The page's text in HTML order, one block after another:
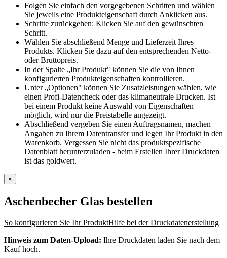
Folgen Sie einfach den vorgegebenen Schritten und wählen
Sie jeweils eine Produkteigenschaft durch Anklicken aus.
Schritte zurückgehen: Klicken Sie auf den gewünschten
Schritt.
Wählen Sie abschließend Menge und Lieferzeit Ihres
Produkts. Klicken Sie dazu auf den entsprechenden Netto-
oder Bruttopreis.
In der Spalte „Ihr Produkt" können Sie die von Ihnen
konfigurierten Produkteigenschaften kontrollieren.
Unter „Optionen" können Sie Zusatzleistungen wählen, wie
einen Profi-Datencheck oder das klimaneutrale Drucken. Ist
bei einem Produkt keine Auswahl von Eigenschaften
möglich, wird nur die Preistabelle angezeigt.
Abschließend vergeben Sie einen Auftragsnamen, machen
Angaben zu Ihrem Datentransfer und legen Ihr Produkt in den
Warenkorb. Vergessen Sie nicht das produktspezifische
Datenblatt herunterzuladen - beim Erstellen Ihrer Druckdaten
ist das goldwert.
×
Aschenbecher Glas bestellen
So konfigurieren Sie Ihr ProduktHilfe bei der Druckdatenerstellung
Hinweis zum Daten-Upload: Ihre Druckdaten laden Sie nach dem
Kauf hoch.